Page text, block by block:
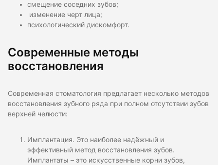
смещение соседних зубов;
изменение черт лица;
психологический дискомфорт.
Современные методы
восстановления
Современная стоматология предлагает несколько методов
восстановления зубного ряда при полном отсутствии зубов
верхней челюсти:
Имплантация. Это наиболее надёжный и
эффективный метод восстановления зубов.
Имплантаты – это искусственные корни зубов,